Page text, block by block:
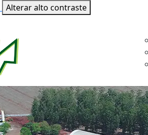
Alterar alto contraste